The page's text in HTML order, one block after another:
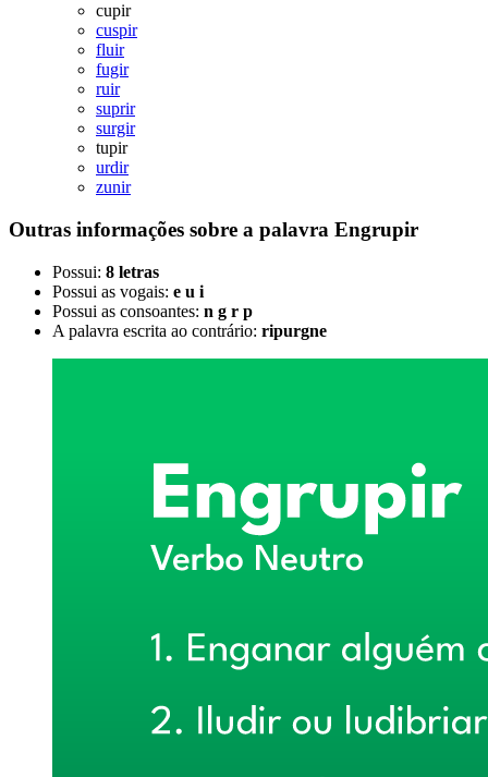
cupir
cuspir
fluir
fugir
ruir
suprir
surgir
tupir
urdir
zunir
Outras informações sobre a palavra Engrupir
Possui: 8 letras
Possui as vogais: e u i
Possui as consoantes: n g r p
A palavra escrita ao contrário: ripurgne